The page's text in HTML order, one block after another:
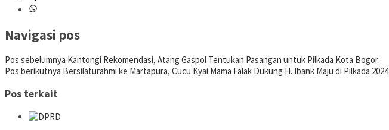
Navigasi pos
Pos sebelumnya Kantongi Rekomendasi, Atang Gaspol Tentukan Pasangan untuk Pilkada Kota Bogor
Pos berikutnya Bersilaturahmi ke Martapura, Cucu Kyai Mama Falak Dukung H. Ibank Maju di Pilkada 2024
Pos terkait